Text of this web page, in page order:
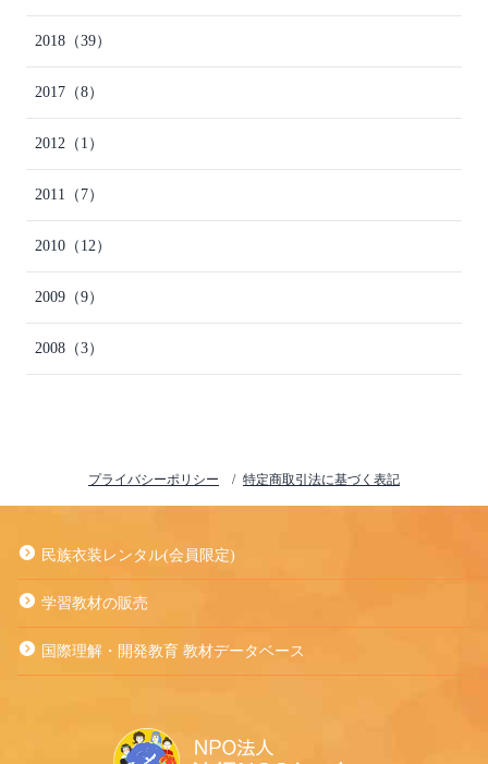
2018 （39）
2017 （8）
2012 （1）
2011 （7）
2010 （12）
2009 （9）
2008 （3）
プライバシーポリシー 特定商取引法に基づく表記
民族衣装レンタル(会員限定)
学習教材の販売
国際理解・開発教育 教材データベース